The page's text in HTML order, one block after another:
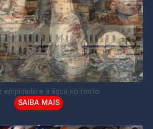
empinado e a água no rosto
SAIBA MAIS